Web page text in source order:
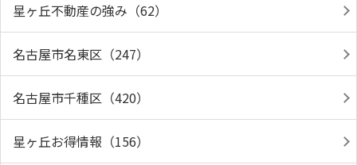
星ヶ丘不動産の強み（62）
名古屋市名東区（247）
名古屋市千種区（420）
星ヶ丘お得情報（156）